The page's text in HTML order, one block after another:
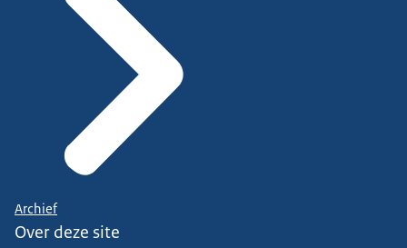
Archief
Over deze site